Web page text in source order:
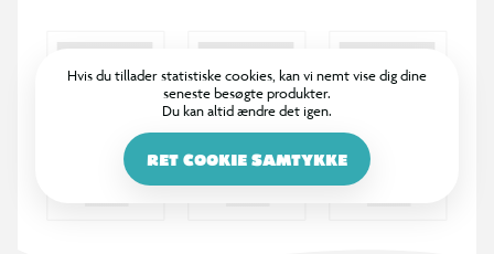
Hvis du tillader statistiske cookies, kan vi nemt vise dig dine
seneste besøgte produkter.
Du kan altid ændre det igen.
RET COOKIE SAMTYKKE